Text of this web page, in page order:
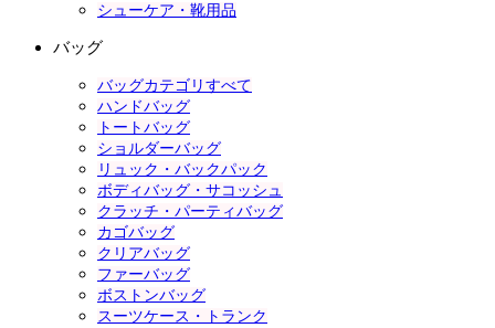
シューケア・靴用品
バッグ
バッグカテゴリすべて
ハンドバッグ
トートバッグ
ショルダーバッグ
リュック・バックパック
ボディバッグ・サコッシュ
クラッチ・パーティバッグ
カゴバッグ
クリアバッグ
ファーバッグ
ボストンバッグ
スーツケース・トランク